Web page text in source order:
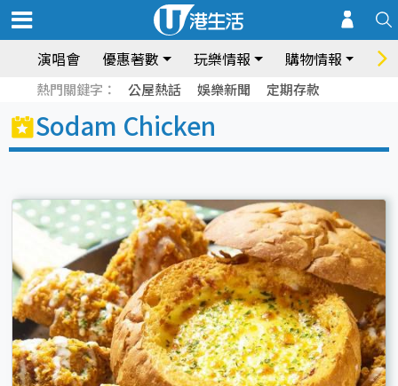
演唱會 優惠著數 玩樂情報 購物情報 飲
熱門關鍵字： 公屋熱話 娛樂新聞 定期存款
Sodam Chicken